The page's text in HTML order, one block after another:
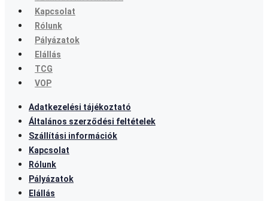
Kapcsolat
Rólunk
Pályázatok
Elállás
TCG
VOP
Adatkezelési tájékoztató
Általános szerződési feltételek
Szállítási információk
Kapcsolat
Rólunk
Pályázatok
Elállás